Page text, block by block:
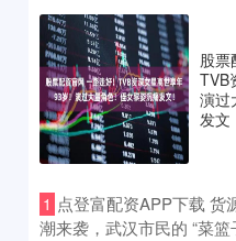
股票
TVB
演过
发文
1 点登富配资APP下载 货
潮来袭，武汉市民的 “菜篮